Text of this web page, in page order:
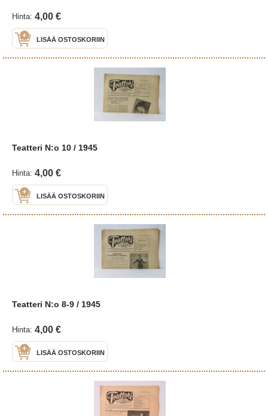
Hinta: 4,00 €
LISÄÄ OSTOSKORIIN
Teatteri N:o 10 / 1945
Hinta: 4,00 €
LISÄÄ OSTOSKORIIN
Teatteri N:o 8-9 / 1945
Hinta: 4,00 €
LISÄÄ OSTOSKORIIN